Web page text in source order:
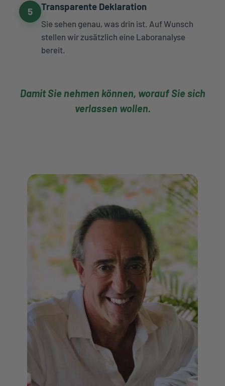
5 Transparente Deklaration
Sie sehen genau, was drin ist. Auf Wunsch
stellen wir zusätzlich eine Laboranalyse
bereit.
Damit Sie nehmen können, worauf Sie sich
verlassen wollen.